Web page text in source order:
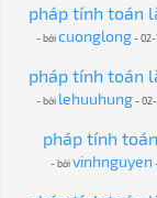
pháp tính toán
- bởicuonglong- 02-
pháp tính toán
- bởi lehuuhung- 02-
pháp tính
- bởivinhnguyen